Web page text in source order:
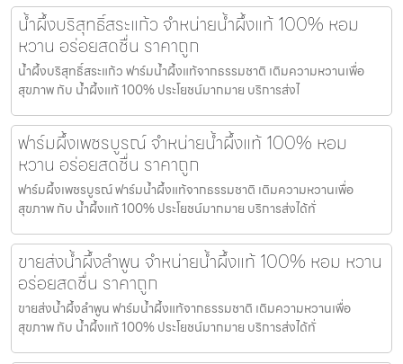
น้ำผึ้งบริสุทธิ์สระแก้ว จำหน่ายน้ำผึ้งแท้ 100% หอม
หวาน อร่อยสดชื่น ราคาถูก
น้ำผึ้งบริสุทธิ์สระแก้ว ฟาร์มน้ำผึ้งแท้จากธรรมชาติ เติมความหวานเพื่อ
สุขภาพ กับ น้ำผึ้งแท้ 100% ประโยชน์มากมาย บริการส่งไ
ฟาร์มผึ้งเพชรบูรณ์ จำหน่ายน้ำผึ้งแท้ 100% หอม
หวาน อร่อยสดชื่น ราคาถูก
ฟาร์มผึ้งเพชรบูรณ์ ฟาร์มน้ำผึ้งแท้จากธรรมชาติ เติมความหวานเพื่อ
สุขภาพ กับ น้ำผึ้งแท้ 100% ประโยชน์มากมาย บริการส่งได้ทั่
ขายส่งน้ำผึ้งลำพูน จำหน่ายน้ำผึ้งแท้ 100% หอม หวาน
อร่อยสดชื่น ราคาถูก
ขายส่งน้ำผึ้งลำพูน ฟาร์มน้ำผึ้งแท้จากธรรมชาติ เติมความหวานเพื่อ
สุขภาพ กับ น้ำผึ้งแท้ 100% ประโยชน์มากมาย บริการส่งได้ทั่